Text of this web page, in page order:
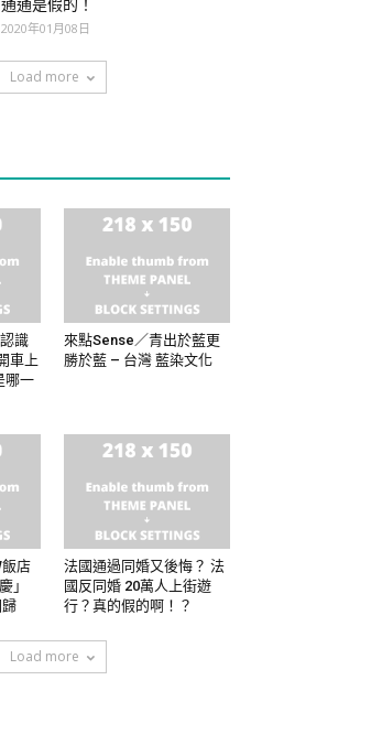
通通是假的！
2020年01月08日
Load more
識
車上
哪一
來點Sense／青出於藍更
勝於藍 – 台灣 藍染文化
店
」
法國通過同婚又後悔？ 法
國反同婚 20萬人上街遊
行？真的假的啊！？
Load more